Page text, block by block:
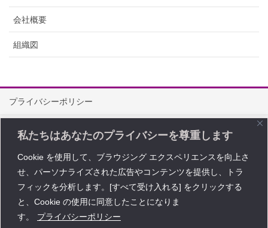
私たちはあなたのプライバシーを尊重します
Cookie を使用して、ブラウジング エクスペリエンスを向上さ
せ、パーソナライズされた広告やコンテンツを提供し、トラ
フィックを分析します。[すべて受け入れる] をクリックする
と、Cookie の使用に同意したことになりま
す。
プライバシーポリシー
会社概要
組織図
プライバシーポリシー
情報セキュリティ方針
特定商取引に関する法律に基づく表記
Copyright © レイワ・コーポレーション All Rights Reserved.